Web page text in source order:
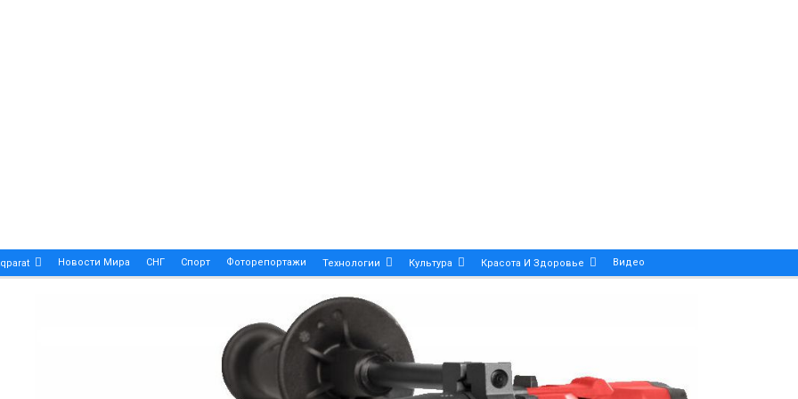
Новости Мира СНГ Спорт Фоторепортажи Технологии Культура Красота И Здоровье Видео
Patek Philippe Calatrava DATE – A True Symbol Of Elegance And Precision